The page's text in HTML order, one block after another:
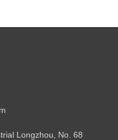
Longzhou, No. 68